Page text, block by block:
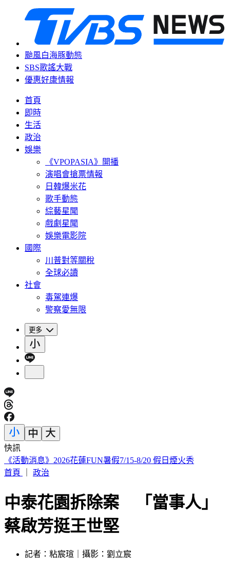
颱風白海豚動態
SBS歌謠大戰
優惠好康情報
首頁
即時
生活
政治
娛樂
《VPOPASIA》開播
演唱會搶票情報
日韓爆米花
歌手動態
綜藝星聞
戲劇星聞
娛樂電影院
國際
川普對等關稅
全球必讀
社會
毒駕連爆
警察愛無限
更多
快訊
印度女與兄大吵後暴走！ 竟朝9月大姪子嘴裡「猛灌強力
膠」
中泰花園拆除案 「當事人」
蔡啟芳挺王世堅